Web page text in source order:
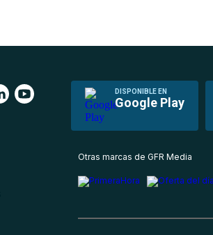
DISPONIBLE EN
Google Play
Otras marcas de GFR Media